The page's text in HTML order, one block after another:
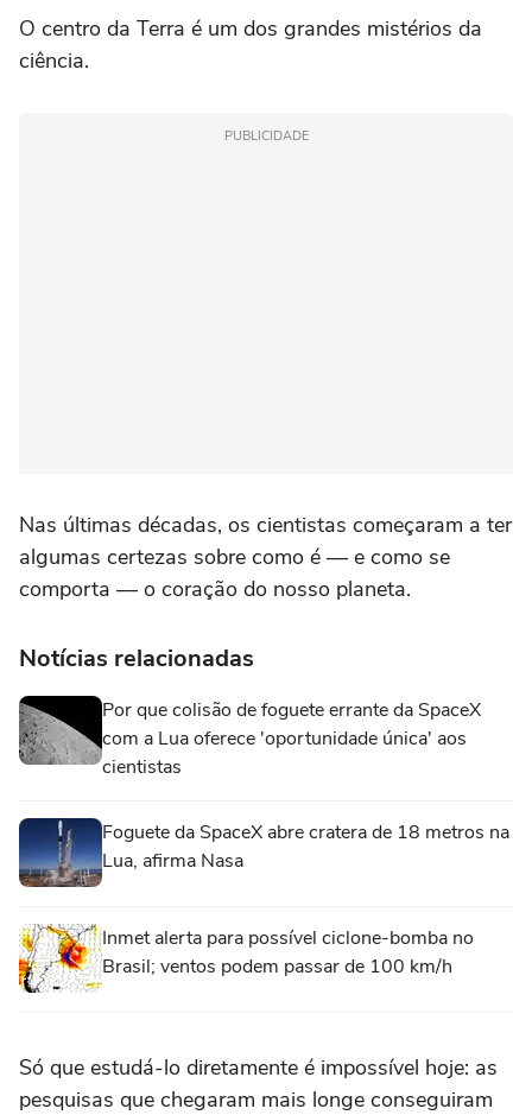
O centro da Terra é um dos grandes mistérios da
ciência.
PUBLICIDADE
Nas últimas décadas, os cientistas começaram a ter
algumas certezas sobre como é — e como se
comporta — o coração do nosso planeta.
Notícias relacionadas
Por que colisão de foguete errante da SpaceX
com a Lua oferece 'oportunidade única' aos
cientistas
Foguete da SpaceX abre cratera de 18 metros na
Lua, afirma Nasa
Inmet alerta para possível ciclone-bomba no
Brasil; ventos podem passar de 100 km/h
Só que estudá-lo diretamente é impossível hoje: as
pesquisas que chegaram mais longe conseguiram